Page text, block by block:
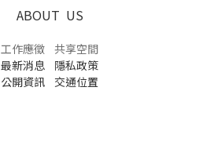
ABOUT US
工作應徵 共享空間
最新消息
隱私政策
公開資訊
交通位置